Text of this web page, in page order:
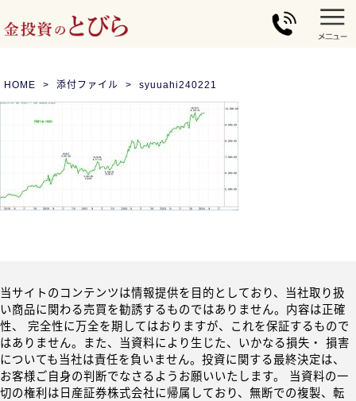
HOME 添付ファイル syuuahi240221
当サイトのコンテンツは情報提供を目的としており、当社取り扱
い商品に関わる売買を勧誘するものではありません。内容は正確
性、 完全性に万全を期してはおりますが、これを保証するもので
はありません。また、当資料により生じた、いかなる損失・ 損害
についても当社は責任を負いません。投資に関する最終決定は、
お客様ご自身の判断でなさるようお願いいたします。 当資料の一
切の権利は日産証券株式会社に帰属しており、無断での複製、転